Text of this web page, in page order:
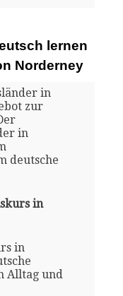
lernen
Norderney
in
zur
in
deutsche
in
in
Alltag und